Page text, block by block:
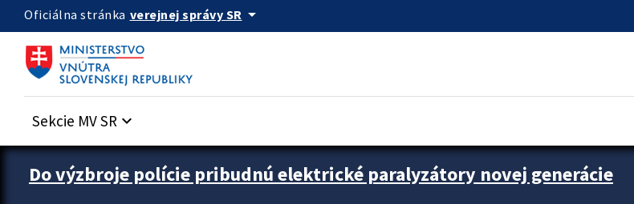
Preskocit na hlavný obsah
Oficiálna stránka verejnej správy SR arrow_drop_down
Sekcie MV SR keyboard_arrow_down
Zastavit automatický posun upútavok
Do výzbroje polície pribudnú elektrické paralyzátory novej generácie